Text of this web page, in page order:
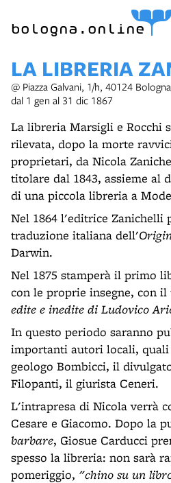
bologna.online
LA LIBRERIA
@ Piazza Galvani, 1/h, 40124
dal 1 gen al 31 dic 1867
La libreria Marsigli e Rocchi
rilevata, dopo la morte
proprietari, da Nicola
titolare dal 1843, assieme al
di una piccola libreria a
Nel 1864 l'editrice Zanichelli
traduzione italiana dell'
Darwin.
Nel 1875 stamperà il primo
con le proprie insegne, con
edite e inedite di Ludovico
In questo periodo saranno
importanti autori locali,
geologo Bombicci, il
Filopanti, il giurista Ceneri.
L'intrapresa di Nicola verrà
Cesare e Giacomo. Dopo la
barbare, Giosue Carducci
spesso la libreria: non sarà
pomeriggio, "chino su un